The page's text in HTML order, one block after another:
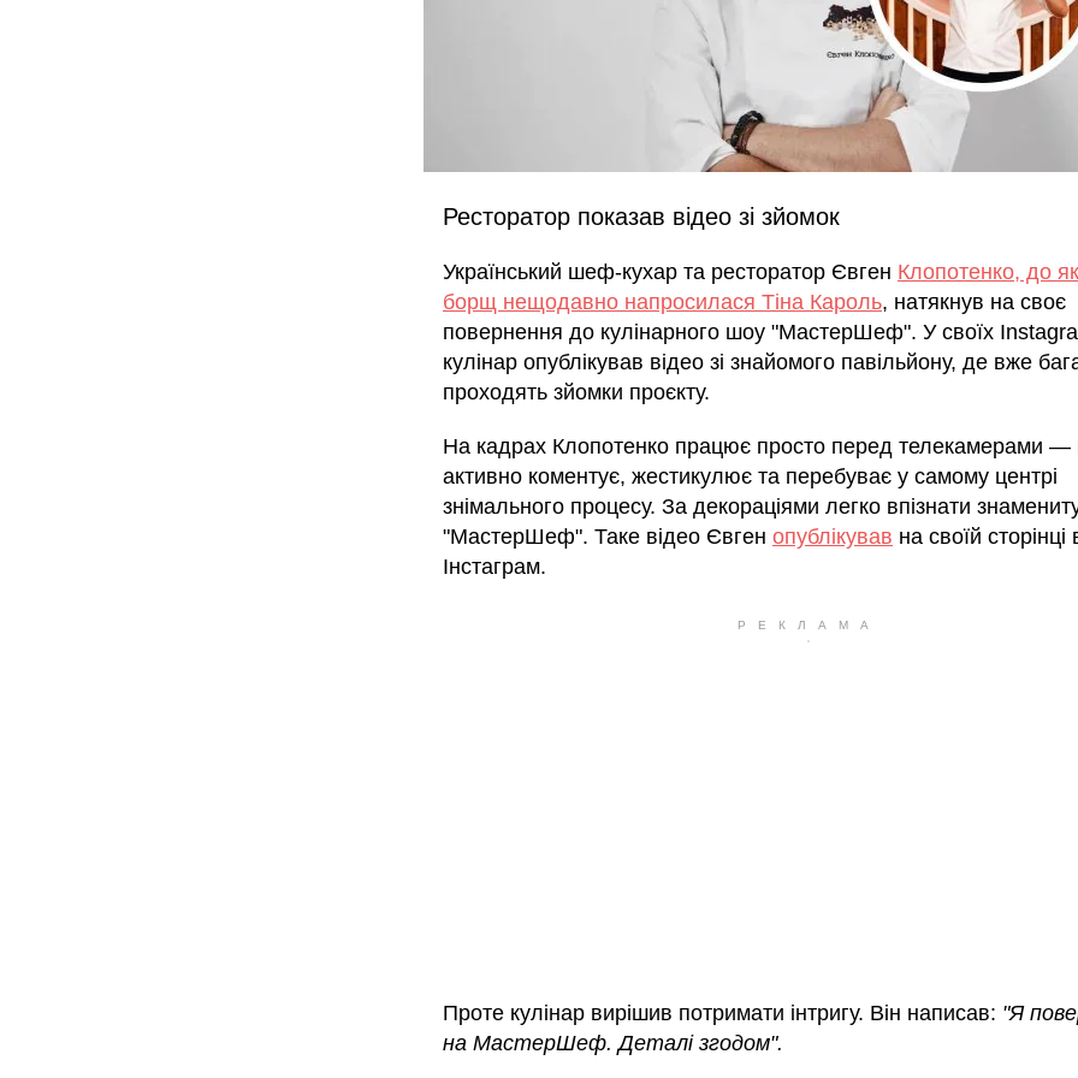
Ресторатор показав відео зі зйомок
Український шеф-кухар та ресторатор Євген Клопотенко, до
борщ нещодавно напросилася Тіна Кароль, натякнув на своє
повернення до кулінарного шоу "МастерШеф". У своїх
кулінар опублікував відео зі знайомого павільйону, де вже
проходять зйомки проєкту.
На кадрах Клопотенко працює просто перед телекамерами
активно коментує, жестикулює та перебуває у самому центрі
знімального процесу. За декораціями легко впізнати
"МастерШеф". Таке відео Євген опублікував на своїй сторінці
Інстаграм.
Проте кулінар вирішив потримати інтригу. Він написав: "Я
на МастерШеф. Деталі згодом".